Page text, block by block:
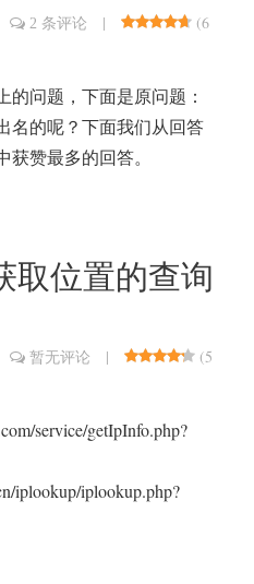
2 条评论 | (6
的问题，下面是原问题：
名的呢？下面我们从回答
赞最多的回答。
取位置的查询
暂无评论 | (5
service/getIpInfo.php?
iplookup/iplookup.php?